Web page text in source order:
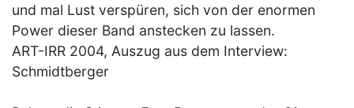
und mal Lust verspüren, sich von der enormen
Power dieser Band anstecken zu lassen.
ART-IRR 2004, Auszug aus dem Interview:
Schmidtberger